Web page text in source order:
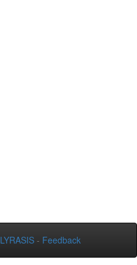
LYRASIS - Feedback